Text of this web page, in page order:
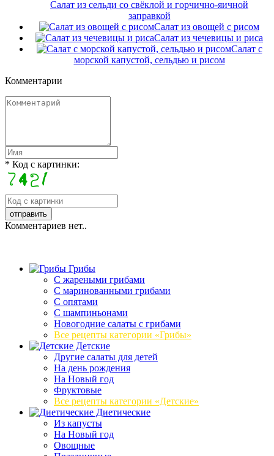
Салат из сельди со свёклой и горчично-яичной
заправкой
Салат из овощей с рисом
Салат из чечевицы и риса
Салат с
морской капустой, сельдью и рисом
Комментарии
* Код с картинки:
Комментариев нет..
Грибы
C жареными грибами
C маринованными грибами
C опятами
C шампиньонами
Новогодние салаты с грибами
Все рецепты категории «Грибы»
Детские
Другие салаты для детей
На день рождения
На Новый год
Фруктовые
Все рецепты категории «Детские»
Диетические
Из капусты
На Новый год
Овощные